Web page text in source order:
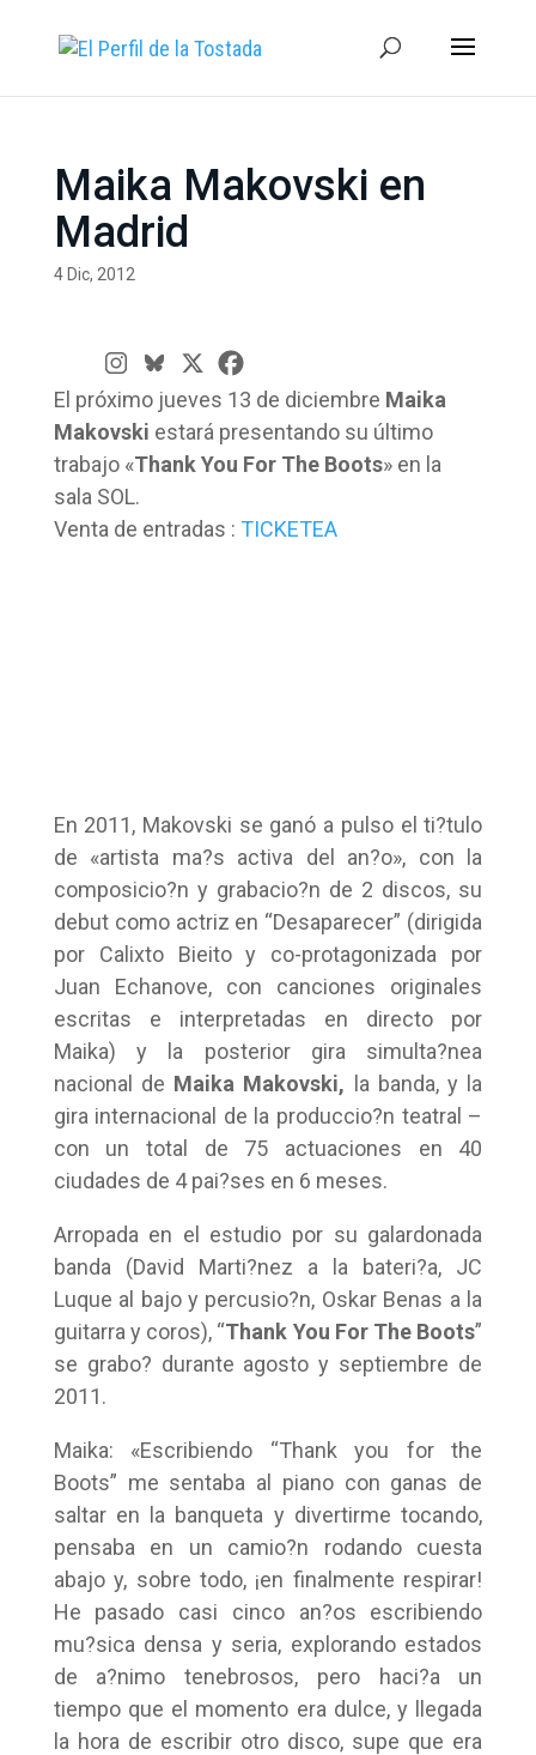
Maika Makovski en
Madrid
4 Dic, 2012
El próximo jueves 13 de diciembre Maika
Makovski estará presentando su último
trabajo «Thank You For The Boots» en la
sala SOL.
Venta de entradas : TICKETEA
En 2011, Makovski se ganó a pulso el ti?tulo
de «artista ma?s activa del an?o», con la
composicio?n y grabacio?n de 2 discos, su
debut como actriz en “Desaparecer” (dirigida
por Calixto Bieito y co-protagonizada por
Juan Echanove, con canciones originales
escritas e interpretadas en directo por
Maika) y la posterior gira simulta?nea
nacional de Maika Makovski, la banda, y la
gira internacional de la produccio?n teatral –
con un total de 75 actuaciones en 40
ciudades de 4 pai?ses en 6 meses.
Arropada en el estudio por su galardonada
banda (David Marti?nez a la bateri?a, JC
Luque al bajo y percusio?n, Oskar Benas a la
guitarra y coros), “Thank You For The Boots”
se grabo? durante agosto y septiembre de
2011.
Maika: «Escribiendo “Thank you for the
Boots” me sentaba al piano con ganas de
saltar en la banqueta y divertirme tocando,
pensaba en un camio?n rodando cuesta
abajo y, sobre todo, ¡en finalmente respirar!
He pasado casi cinco an?os escribiendo
mu?sica densa y seria, explorando estados
de a?nimo tenebrosos, pero haci?a un
tiempo que el momento era dulce, y llegada
la hora de escribir otro disco, supe que era